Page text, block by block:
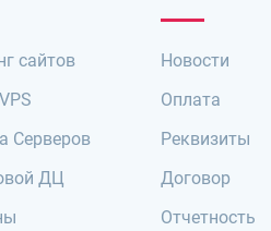
сайтов
Серверов
ДЦ
Новости
Оплата
Реквизиты
Договор
Отчетность